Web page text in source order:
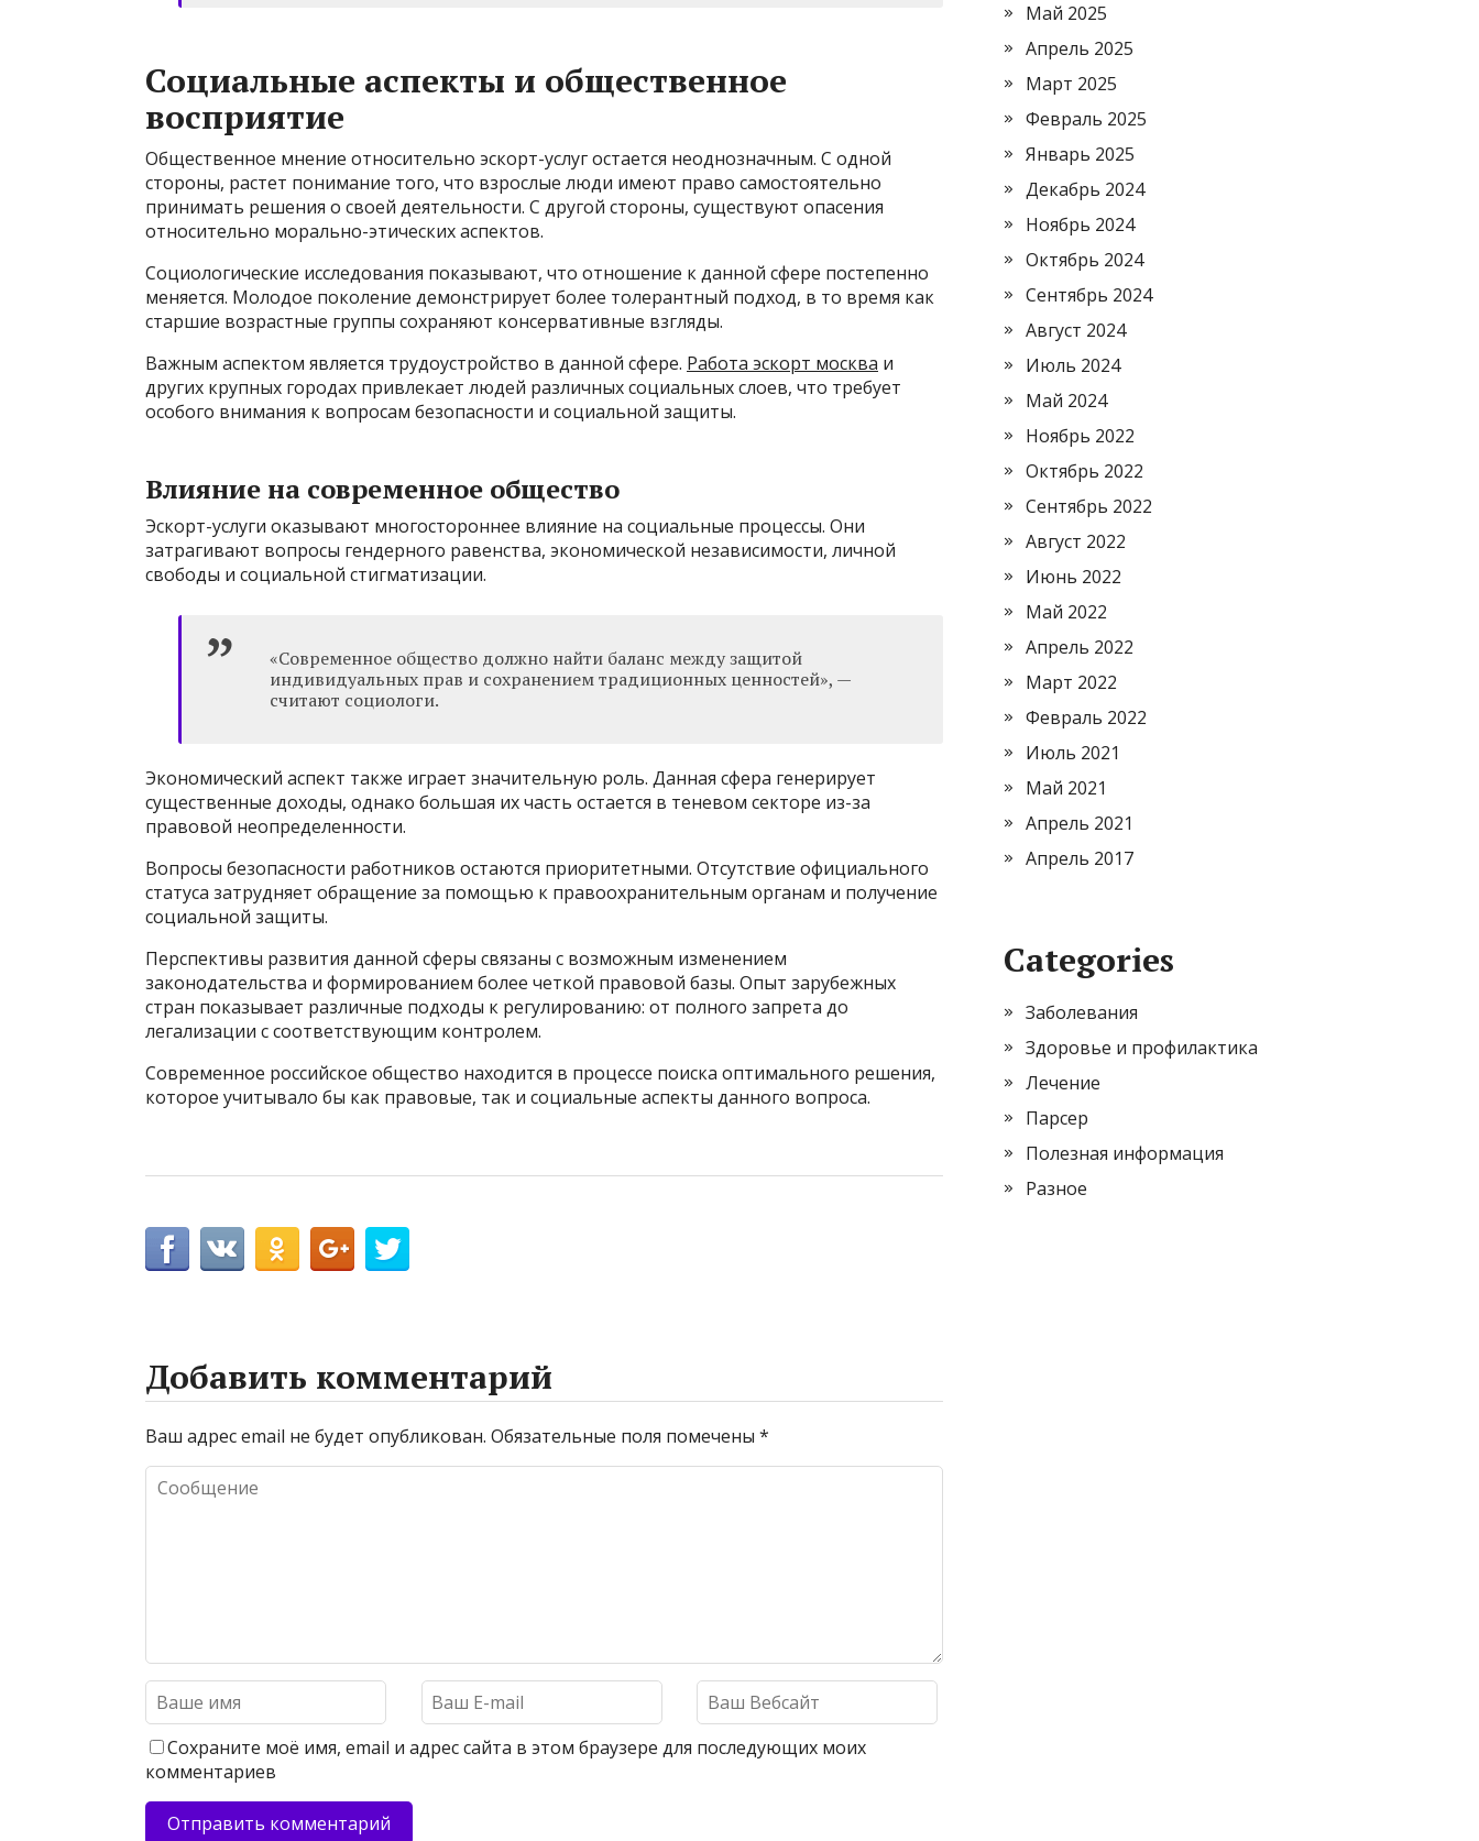
Социальные аспекты и общественное
восприятие
Общественное мнение относительно эскорт-услуг остается неоднозначным. С одной
стороны, растет понимание того, что взрослые люди имеют право самостоятельно
принимать решения о своей деятельности. С другой стороны, существуют опасения
относительно морально-этических аспектов.
Социологические исследования показывают, что отношение к данной сфере постепенно
меняется. Молодое поколение демонстрирует более толерантный подход, в то время как
старшие возрастные группы сохраняют консервативные взгляды.
Важным аспектом является трудоустройство в данной сфере. Работа эскорт москва и
других крупных городах привлекает людей различных социальных слоев, что требует
особого внимания к вопросам безопасности и социальной защиты.
Влияние на современное общество
Эскорт-услуги оказывают многостороннее влияние на социальные процессы. Они
затрагивают вопросы гендерного равенства, экономической независимости, личной
свободы и социальной стигматизации.
«Современное общество должно найти баланс между защитой
индивидуальных прав и сохранением традиционных ценностей», —
считают социологи.
Экономический аспект также играет значительную роль. Данная сфера генерирует
существенные доходы, однако большая их часть остается в теневом секторе из-за
правовой неопределенности.
Вопросы безопасности работников остаются приоритетными. Отсутствие официального
статуса затрудняет обращение за помощью к правоохранительным органам и получение
социальной защиты.
Перспективы развития данной сферы связаны с возможным изменением
законодательства и формированием более четкой правовой базы. Опыт зарубежных
стран показывает различные подходы к регулированию: от полного запрета до
легализации с соответствующим контролем.
Современное российское общество находится в процессе поиска оптимального решения,
которое учитывало бы как правовые, так и социальные аспекты данного вопроса.
Добавить комментарий
Ваш адрес email не будет опубликован. Обязательные поля помечены *
Сохраните моё имя, email и адрес сайта в этом браузере для последующих моих
комментариев
Май 2025
Апрель 2025
Март 2025
Февраль 2025
Январь 2025
Декабрь 2024
Ноябрь 2024
Октябрь 2024
Сентябрь 2024
Август 2024
Июль 2024
Май 2024
Ноябрь 2022
Октябрь 2022
Сентябрь 2022
Август 2022
Июнь 2022
Май 2022
Апрель 2022
Март 2022
Февраль 2022
Июль 2021
Май 2021
Апрель 2021
Апрель 2017
Categories
Заболевания
Здоровье и профилактика
Лечение
Парсер
Полезная информация
Разное